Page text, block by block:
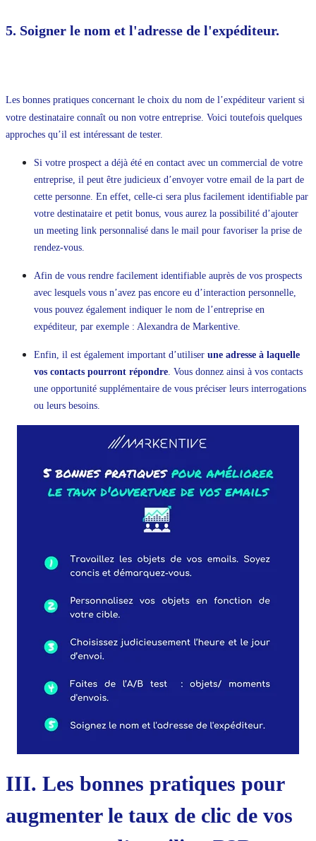
5. Soigner le nom et l'adresse de l'expéditeur.
Les bonnes pratiques concernant le choix du nom de l’expéditeur varient si
votre destinataire connaît ou non votre entreprise. Voici toutefois quelques
approches qu’il est intéressant de tester.
Si votre prospect a déjà été en contact avec un commercial de votre
entreprise, il peut être judicieux d’envoyer votre email de la part de
cette personne. En effet, celle-ci sera plus facilement identifiable par
votre destinataire et petit bonus, vous aurez la possibilité d’ajouter
un meeting link personnalisé dans le mail pour favoriser la prise de
rendez-vous.
Afin de vous rendre facilement identifiable auprès de vos prospects
avec lesquels vous n’avez pas encore eu d’interaction personnelle,
vous pouvez également indiquer le nom de l’entreprise en
expéditeur, par exemple : Alexandra de Markentive.
Enfin, il est également important d’utiliser une adresse à laquelle
vos contacts pourront répondre . Vous donnez ainsi à vos contacts
une opportunité supplémentaire de vous préciser leurs interrogations
ou leurs besoins.
III. Les bonnes pratiques pour
augmenter le taux de clic de vos